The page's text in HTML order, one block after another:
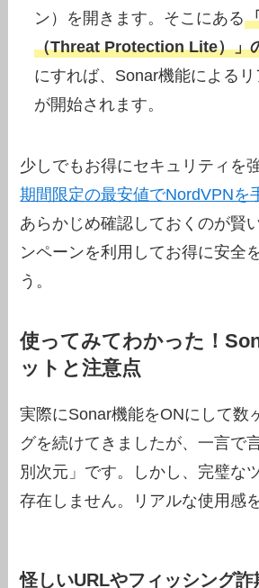
ン）を開きます。そこにある
（Threat Protection Lite）」
にすれば、Sonar機能による
が開始されます。
少しでもお得にセキュリティを
期間限定の最安値でNordVPNを
あらかじめ確認しておくのが賢
ンペーンを利用してお得に安全
う。
使ってみてわかった！
ットと注意点
実際にSonar機能をONにして数
グを続けてきましたが、一言で
別次元」です。しかし、完璧な
存在しません。リアルな使用感
怪しいURLやフィッシング